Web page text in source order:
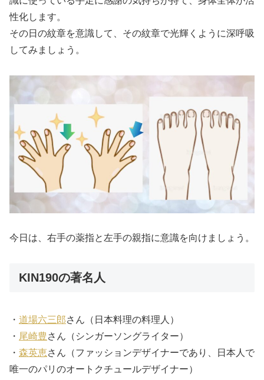
性化します。
その日の紋章を意識して、その紋章で光輝くように深呼吸
してみましょう。
今日は、右手の薬指と左手の親指に意識を向けましょう。
KIN190の著名人
・ 道場六三郎さん（日本料理の料理人）
・ 尾崎豊さん（シンガーソングライター）
・ 森英恵さん（ファッションデザイナーであり、日本人で
唯一のパリのオートクチュールデザイナー）